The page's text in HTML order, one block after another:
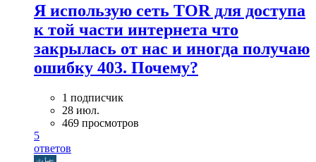
Я использую сеть TOR для доступа
к той части интернета что
закрылась от нас и иногда получаю
ошибку 403. Почему?
1 подписчик
28 июл.
469 просмотров
5
ответов